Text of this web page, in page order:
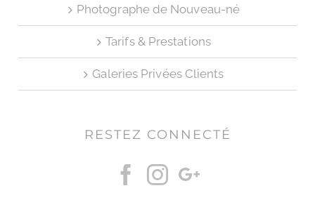
Photographe de Nouveau-né
Tarifs & Prestations
Galeries Privées Clients
RESTEZ CONNECTÉ